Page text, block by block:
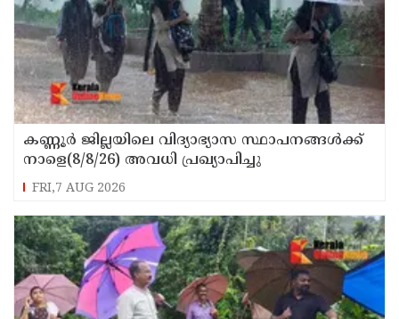
കണ്ണൂർ ജില്ലയിലെ വിദ്യാഭ്യാസ സ്ഥാപനങ്ങള്‍ക്ക്
നാളെ(8/8/26) അവധി പ്രഖ്യാപിച്ചു
FRI,7 AUG 2026